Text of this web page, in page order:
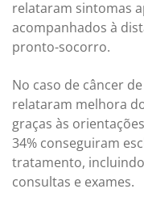
relataram sintomas
acompanhados à
pronto-socorro.
No caso de câncer
relataram melhora
graças às
34% conseguiram
tratamento,
consultas e exames.